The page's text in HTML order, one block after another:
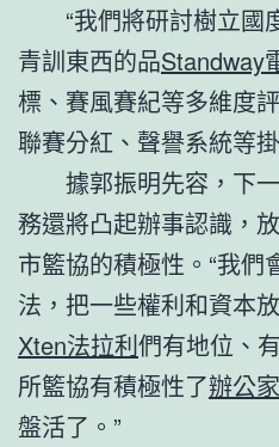
“我們將研討樹立國
青訓東西的品Standway
標、賽風賽紀等多維度
聯賽分紅、聲譽系統等
據郭振明先容，下
務還將凸起辦事認識，
市籃協的積極性。“我們
法，把一些權利和資本
Xten法拉利們有地位、
所籃協有積極性了辦公
盤活了。”